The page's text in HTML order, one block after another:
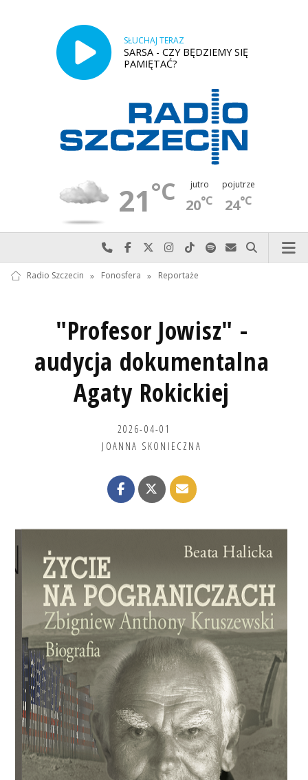
SŁUCHAJ TERAZ
SARSA - CZY BĘDZIEMY SIĘ
PAMIĘTAĆ?
21°C jutro
20°C
pojutrze
24°C
Najlepiej po prostu do nas zadzwoń
Odwiedź nas na Facebook-u
Odwiedź nas na X
Odwiedź nas na Instagram-ie
Odwiedź nas na TikTok-u
Szukaj nas na Spotify
Wyślij do nas
Szukaj
Radio Szczecin » Fonosfera » Reportaże
"Profesor Jowisz" -
audycja dokumentalna
Agaty Rokickiej
2026-04-01
JOANNA SKONIECZNA